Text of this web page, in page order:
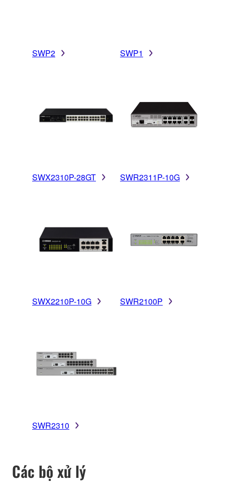
SWP2 SWP1
SWX2310P-28GT SWR2311P-10G
SWX2210P-10G SWR2100P
SWR2310
Các bộ xử lý